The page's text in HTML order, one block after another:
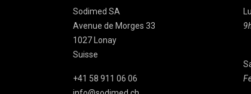
Sodimed SA
Avenue de Morges 33
1027 Lonay
Suisse
+41 58 911 06 06